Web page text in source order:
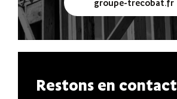
groupe-trecobat.fr
Restons en contact